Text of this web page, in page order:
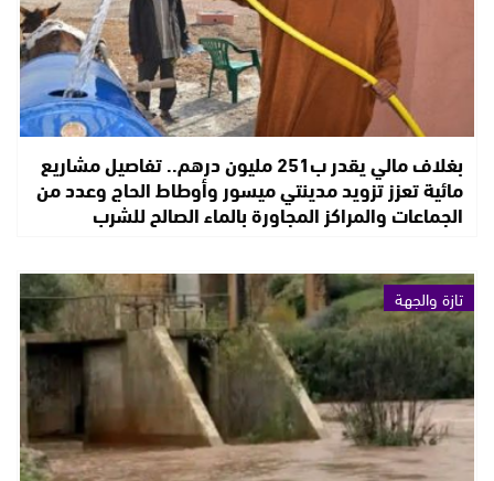
بغلاف مالي يقدر ب251 مليون درهم.. تفاصيل مشاريع
مائية تعزز تزويد مدينتي ميسور وأوطاط الحاج وعدد من
الجماعات والمراكز المجاورة بالماء الصالح للشرب
تازة والجهة